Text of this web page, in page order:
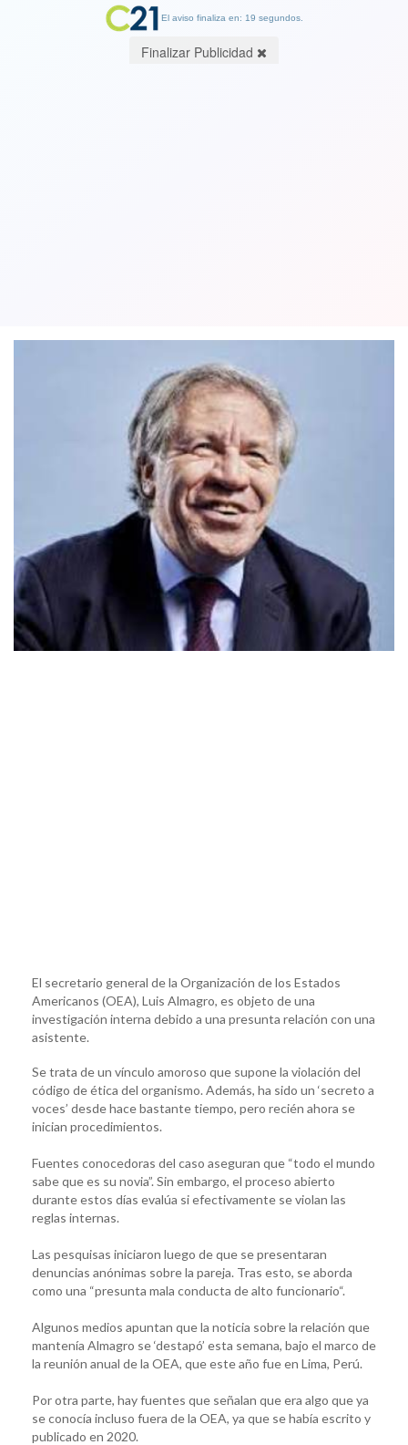
El secretario general de la Organización de los Estados
Americanos (OEA), Luis Almagro, es objeto de una
investigación interna debido a una presunta relación con una
asistente.
Se trata de un vínculo amoroso que supone la violación del
código de ética del organismo. Además, ha sido un ‘secreto a
voces’ desde hace bastante tiempo, pero recién ahora se
inician procedimientos.
Fuentes conocedoras del caso aseguran que “todo el mundo
sabe que es su novia”. Sin embargo, el proceso abierto
durante estos días evalúa si efectivamente se violan las
reglas internas.
Las pesquisas iniciaron luego de que se presentaran
denuncias anónimas sobre la pareja. Tras esto, se aborda
como una “presunta mala conducta de alto funcionario“.
Algunos medios apuntan que la noticia sobre la relación que
mantenía Almagro se ‘destapó’ esta semana, bajo el marco de
la reunión anual de la OEA, que este año fue en Lima, Perú.
Por otra parte, hay fuentes que señalan que era algo que ya
se conocía incluso fuera de la OEA, ya que se había escrito y
publicado en 2020.
El aviso finaliza en: 19 segundos.
Finalizar Publicidad